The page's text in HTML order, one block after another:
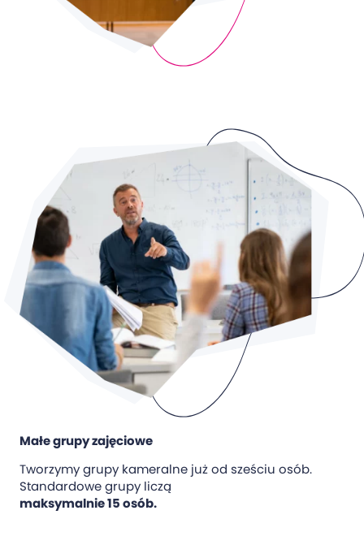
Małe grupy zajęciowe
Tworzymy grupy kameralne już od sześciu osób.
Standardowe grupy liczą
maksymalnie 15 osób.